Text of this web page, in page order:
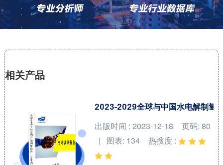
相关产品
2023-2029全球与中国水电解制氢
出版时间 : 2023-12-18
页码: 80
| 图表: 134
热搜度 :